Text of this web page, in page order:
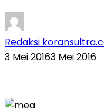
Redaksi
3 Mei 20163 Mei 2016